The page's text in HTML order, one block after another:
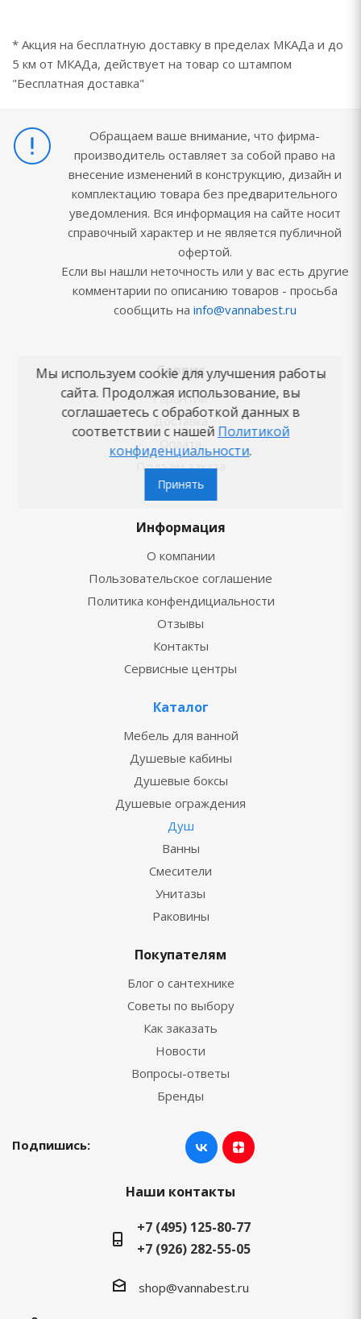
* Акция на бесплатную доставку в пределах МКАДа и до
5 км от МКАДа, действует на товар со штампом
"Бесплатная доставка"
Обращаем ваше внимание, что фирма-
производитель оставляет за собой право на
внесение изменений в конструкцию, дизайн и
комплектацию товара без предварительного
уведомления. Вся информация на сайте носит
справочный характер и не является публичной
офертой.
Если вы нашли неточность или у вас есть другие
комментарии по описанию товаров - просьба
сообщить на info@vannabest.ru
Сервис
Гарантии
Доставка
Подъём заказа
Карта сайта
Информация
О компании
Пользовательское соглашение
Политика конфендициальности
Отзывы
Контакты
Сервисные центры
Каталог
Мебель для ванной
Душевые кабины
Душевые боксы
Душевые ограждения
Душ
Ванны
Смесители
Унитазы
Раковины
Покупателям
Блог о сантехнике
Советы по выбору
Как заказать
Новости
Вопросы-ответы
Бренды
Подпишись:
Наши контакты
+7 (495) 125-80-77
+7 (926) 282-55-05
shop@vannabest.ru
Мы используем cookie для улучшения работы
сайта. Продолжая использование, вы
соглашаетесь с обработкой данных в
соответствии с нашей Политикой
конфиденциальности.
Принять